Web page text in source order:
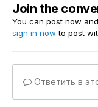
Join the
You can post now
sign in now to post
Ответить в